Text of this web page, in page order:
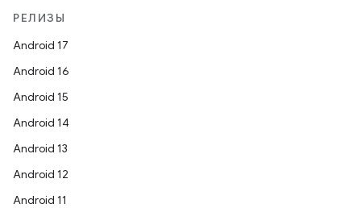
РЕЛИЗЫ
Android 17
Android 16
Android 15
Android 14
Android 13
Android 12
Android 11